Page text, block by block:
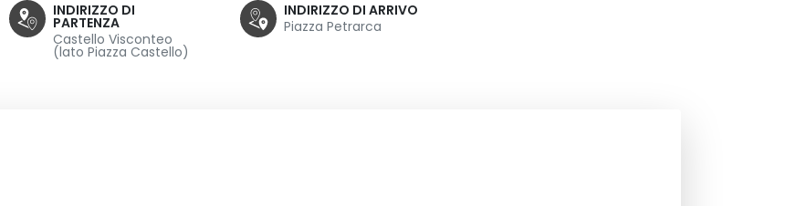
INDIRIZZO DI
PARTENZA
Castello Visconteo
(lato Piazza Castello)
INDIRIZZO DI ARRIVO
Piazza Petrarca